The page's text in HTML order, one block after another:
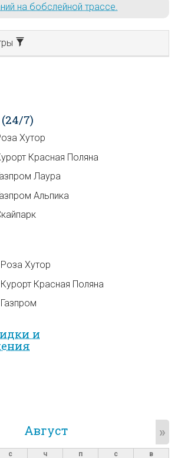
на бобслейной трассе.
7)
Хутор
Красная Поляна
Лаура
Альпика
Роза Хутор
Курорт Красная Поляна
Газпром
и
Август »
с ч п с
в